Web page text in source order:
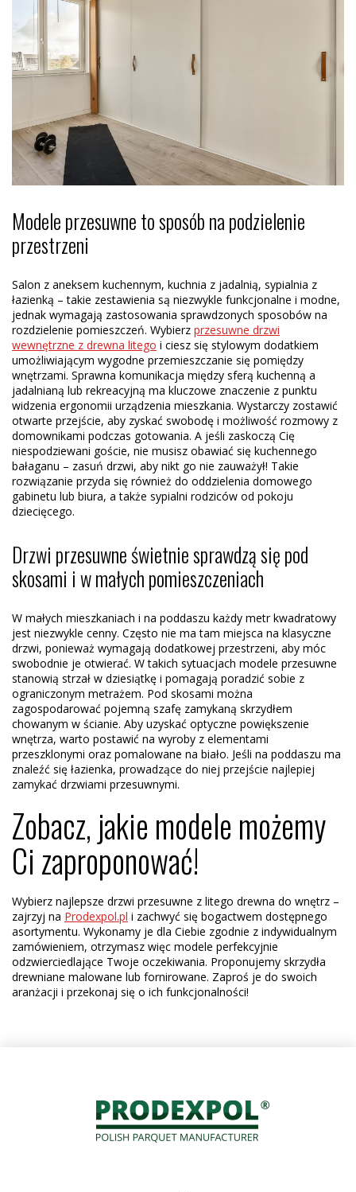
Modele przesuwne to sposób na podzielenie
przestrzeni
Salon z aneksem kuchennym, kuchnia z jadalnią, sypialnia z
łazienką – takie zestawienia są niezwykle funkcjonalne i modne,
jednak wymagają zastosowania sprawdzonych sposobów na
rozdzielenie pomieszczeń. Wybierz przesuwne drzwi
wewnętrzne z drewna litego i ciesz się stylowym dodatkiem
umożliwiającym wygodne przemieszczanie się pomiędzy
wnętrzami. Sprawna komunikacja między sferą kuchenną a
jadalnianą lub rekreacyjną ma kluczowe znaczenie z punktu
widzenia ergonomii urządzenia mieszkania. Wystarczy zostawić
otwarte przejście, aby zyskać swobodę i możliwość rozmowy z
domownikami podczas gotowania. A jeśli zaskoczą Cię
niespodziewani goście, nie musisz obawiać się kuchennego
bałaganu – zasuń drzwi, aby nikt go nie zauważył! Takie
rozwiązanie przyda się również do oddzielenia domowego
gabinetu lub biura, a także sypialni rodziców od pokoju
dziecięcego.
Drzwi przesuwne świetnie sprawdzą się pod
skosami i w małych pomieszczeniach
W małych mieszkaniach i na poddaszu każdy metr kwadratowy
jest niezwykle cenny. Często nie ma tam miejsca na klasyczne
drzwi, ponieważ wymagają dodatkowej przestrzeni, aby móc
swobodnie je otwierać. W takich sytuacjach modele przesuwne
stanowią strzał w dziesiątkę i pomagają poradzić sobie z
ograniczonym metrażem. Pod skosami można
zagospodarować pojemną szafę zamykaną skrzydłem
chowanym w ścianie. Aby uzyskać optyczne powiększenie
wnętrza, warto postawić na wyroby z elementami
przeszklonymi oraz pomalowane na biało. Jeśli na poddaszu ma
znaleźć się łazienka, prowadzące do niej przejście najlepiej
zamykać drzwiami przesuwnymi.
Zobacz, jakie modele możemy
Ci zaproponować!
Wybierz najlepsze drzwi przesuwne z litego drewna do wnętrz –
zajrzyj na Prodexpol.pl i zachwyć się bogactwem dostępnego
asortymentu. Wykonamy je dla Ciebie zgodnie z indywidualnym
zamówieniem, otrzymasz więc modele perfekcyjnie
odzwierciedlające Twoje oczekiwania. Proponujemy skrzydła
drewniane malowane lub fornirowane. Zaproś je do swoich
aranżacji i przekonaj się o ich funkcjonalności!